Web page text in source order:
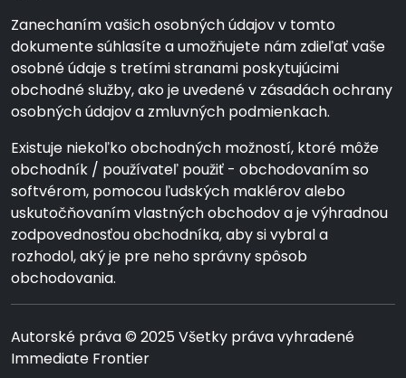
Zanechaním vašich osobných údajov v tomto
dokumente súhlasíte a umožňujete nám zdieľať vaše
osobné údaje s tretími stranami poskytujúcimi
obchodné služby, ako je uvedené v zásadách ochrany
osobných údajov a zmluvných podmienkach.
Existuje niekoľko obchodných možností, ktoré môže
obchodník / používateľ použiť - obchodovaním so
softvérom, pomocou ľudských maklérov alebo
uskutočňovaním vlastných obchodov a je výhradnou
zodpovednosťou obchodníka, aby si vybral a
rozhodol, aký je pre neho správny spôsob
obchodovania.
Autorské práva © 2025 Všetky práva vyhradené
Immediate Frontier